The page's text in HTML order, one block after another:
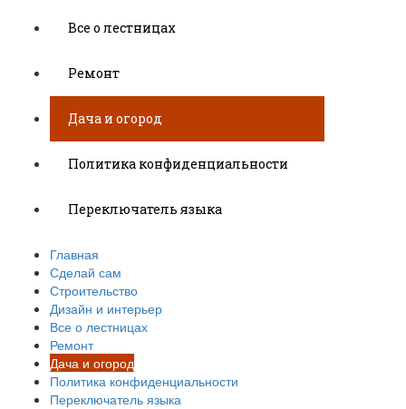
Все о лестницах
Ремонт
Дача и огород
Политика конфиденциальности
Переключатель языка
Главная
Сделай сам
Строительство
Дизайн и интерьер
Все о лестницах
Ремонт
Дача и огород
Политика конфиденциальности
Переключатель языка